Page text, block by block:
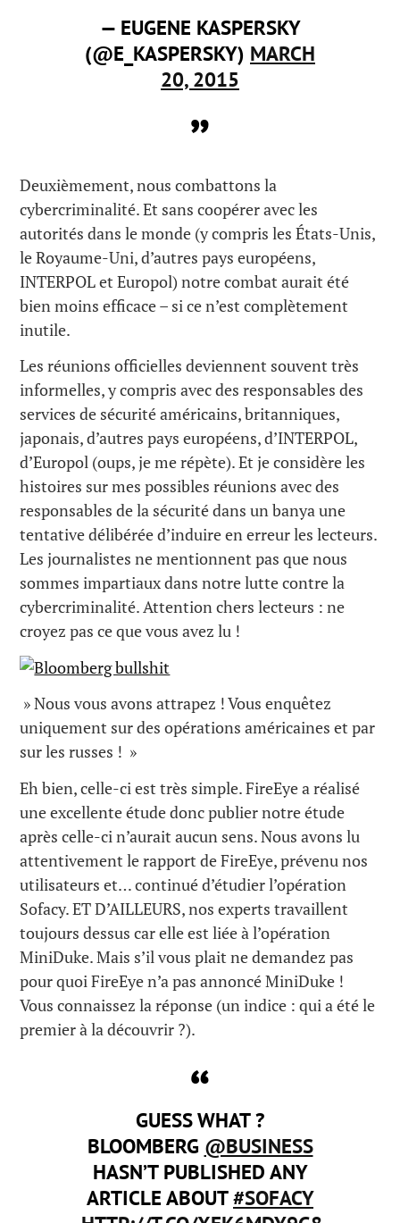
— EUGENE KASPERSKY
(@E_KASPERSKY) MARCH
20, 2015
Deuxièmement, nous combattons la
cybercriminalité. Et sans coopérer avec les
autorités dans le monde (y compris les États-Unis,
le Royaume-Uni, d’autres pays européens,
INTERPOL et Europol) notre combat aurait été
bien moins efficace – si ce n’est complètement
inutile.
Les réunions officielles deviennent souvent très
informelles, y compris avec des responsables des
services de sécurité américains, britanniques,
japonais, d’autres pays européens, d’INTERPOL,
d’Europol (oups, je me répète). Et je considère les
histoires sur mes possibles réunions avec des
responsables de la sécurité dans un banya une
tentative délibérée d’induire en erreur les lecteurs.
Les journalistes ne mentionnent pas que nous
sommes impartiaux dans notre lutte contre la
cybercriminalité. Attention chers lecteurs : ne
croyez pas ce que vous avez lu !
» Nous vous avons attrapez ! Vous enquêtez
uniquement sur des opérations américaines et par
sur les russes ! »
Eh bien, celle-ci est très simple. FireEye a réalisé
une excellente étude donc publier notre étude
après celle-ci n’aurait aucun sens. Nous avons lu
attentivement le rapport de FireEye, prévenu nos
utilisateurs et… continué d’étudier l’opération
Sofacy. ET D’AILLEURS, nos experts travaillent
toujours dessus car elle est liée à l’opération
MiniDuke. Mais s’il vous plait ne demandez pas
pour quoi FireEye n’a pas annoncé MiniDuke !
Vous connaissez la réponse (un indice : qui a été le
premier à la découvrir ?).
GUESS WHAT ?
BLOOMBERG @BUSINESS
HASN’T PUBLISHED ANY
ARTICLE ABOUT#SOFACY